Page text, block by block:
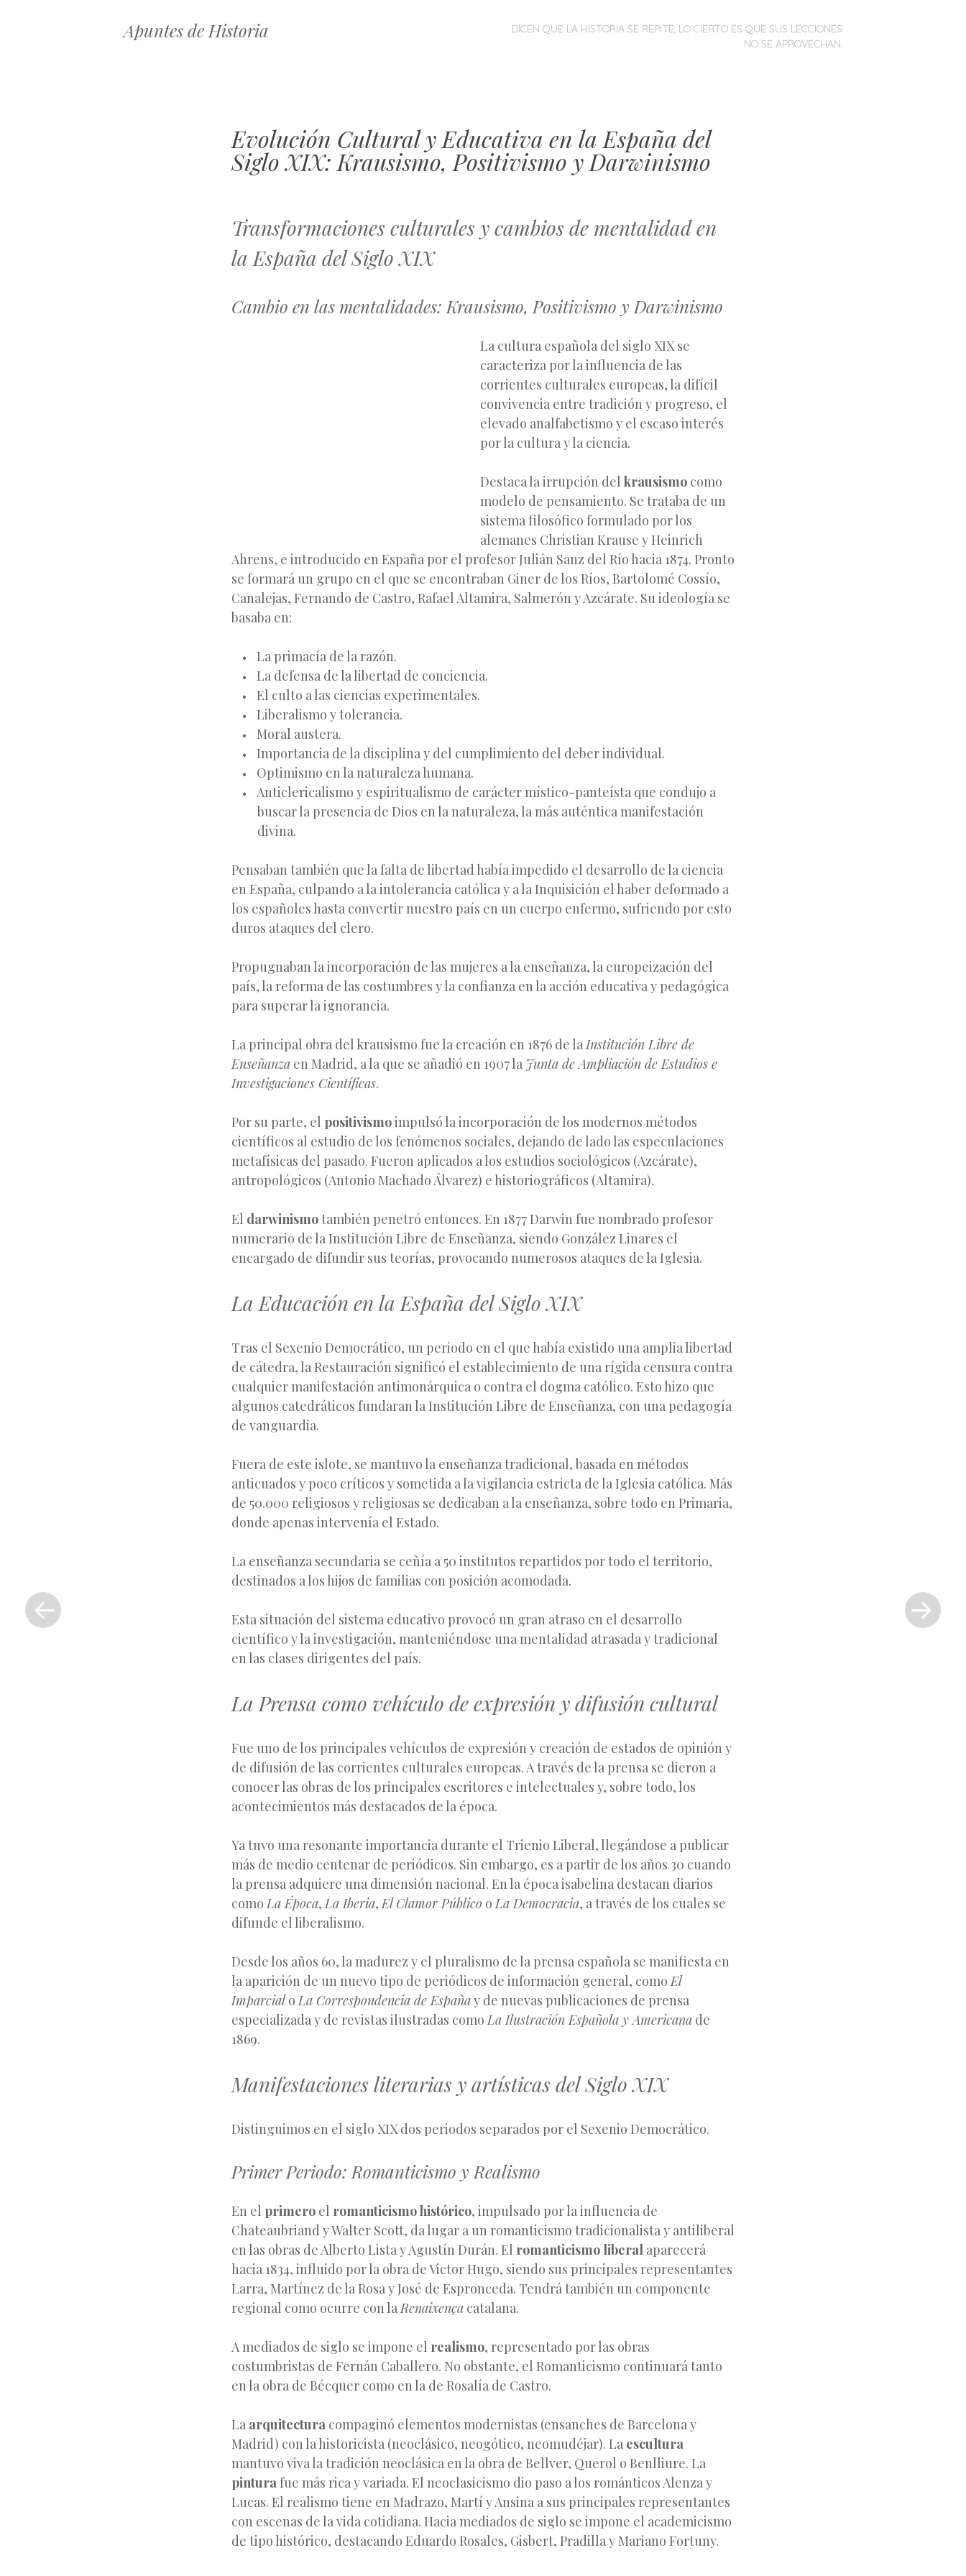
Apuntes de Historia MENÚ
SALTARDICEN QUE LA HISTORIA SE REPITE, LO CIERTO ES QUE SUS LECCIONES
NO SE APROVECHAN.
Evolución Cultural y Educativa en la España del
Siglo XIX: Krausismo, Positivismo y Darwinismo
Transformaciones culturales y cambios de mentalidad en
la España del Siglo XIX
Cambio en las mentalidades: Krausismo, Positivismo y Darwinismo
La cultura española del siglo XIX se
caracteriza por la influencia de las
corrientes culturales europeas, la difícil
convivencia entre tradición y progreso, el
elevado analfabetismo y el escaso interés
por la cultura y la ciencia.
Destaca la irrupción del krausismo como
modelo de pensamiento. Se trataba de un
sistema filosófico formulado por los
alemanes Christian Krause y Heinrich
Ahrens, e introducido en España por el profesor Julián Sanz del Río hacia 1874. Pronto
se formará un grupo en el que se encontraban Giner de los Ríos, Bartolomé Cossío,
Canalejas, Fernando de Castro, Rafael Altamira, Salmerón y Azcárate. Su ideología se
basaba en:
La primacía de la razón.
La defensa de la libertad de conciencia.
El culto a las ciencias experimentales.
Liberalismo y tolerancia.
Moral austera.
Importancia de la disciplina y del cumplimiento del deber individual.
Optimismo en la naturaleza humana.
Anticlericalismo y espiritualismo de carácter místico-panteísta que condujo a
buscar la presencia de Dios en la naturaleza, la más auténtica manifestación
divina.
Pensaban también que la falta de libertad había impedido el desarrollo de la ciencia
en España, culpando a la intolerancia católica y a la Inquisición el haber deformado a
los españoles hasta convertir nuestro país en un cuerpo enfermo, sufriendo por esto
duros ataques del clero.
Propugnaban la incorporación de las mujeres a la enseñanza, la europeización del
país, la reforma de las costumbres y la confianza en la acción educativa y pedagógica
para superar la ignorancia.
La principal obra del krausismo fue la creación en 1876 de laInstitución Libre de
Enseñanza en Madrid, a la que se añadió en 1907 la Junta de Ampliación de Estudios e
Investigaciones Científicas.
Por su parte, el positivismoimpulsó la incorporación de los modernos métodos
científicos al estudio de los fenómenos sociales, dejando de lado las especulaciones
metafísicas del pasado. Fueron aplicados a los estudios sociológicos (Azcárate),
antropológicos (Antonio Machado Álvarez) e historiográficos (Altamira).
El darwinismotambién penetró entonces. En 1877 Darwin fue nombrado profesor
numerario de la Institución Libre de Enseñanza, siendo González Linares el
encargado de difundir sus teorías, provocando numerosos ataques de la Iglesia.
La Educación en la España del Siglo XIX
Tras el Sexenio Democrático, un periodo en el que había existido una amplia libertad
de cátedra, la Restauración significó el establecimiento de una rígida censura contra
cualquier manifestación antimonárquica o contra el dogma católico. Esto hizo que
algunos catedráticos fundaran la Institución Libre de Enseñanza, con una pedagogía
de vanguardia.
Fuera de este islote, se mantuvo la enseñanza tradicional, basada en métodos
anticuados y poco críticos y sometida a la vigilancia estricta de la Iglesia católica. Más
de 50.000 religiosos y religiosas se dedicaban a la enseñanza, sobre todo en Primaria,
donde apenas intervenía el Estado.
La enseñanza secundaria se ceñía a 50 institutos repartidos por todo el territorio,
destinados a los hijos de familias con posición acomodada.
Esta situación del sistema educativo provocó un gran atraso en el desarrollo
científico y la investigación, manteniéndose una mentalidad atrasada y tradicional
en las clases dirigentes del país.
La Prensa como vehículo de expresión y difusión cultural
Fue uno de los principales vehículos de expresión y creación de estados de opinión y
de difusión de las corrientes culturales europeas. A través de la prensa se dieron a
conocer las obras de los principales escritores e intelectuales y, sobre todo, los
acontecimientos más destacados de la época.
Ya tuvo una resonante importancia durante el Trienio Liberal, llegándose a publicar
más de medio centenar de periódicos. Sin embargo, es a partir de los años 30 cuando
la prensa adquiere una dimensión nacional. En la época isabelina destacan diarios
comoLa Época,La Iberia,El Clamor Público oLa Democracia, a través de los cuales se
difunde el liberalismo.
Desde los años 60, la madurez y el pluralismo de la prensa española se manifiesta en
la aparición de un nuevo tipo de periódicos de información general, comoEl
ImparcialoLa Correspondencia de Españay de nuevas publicaciones de prensa
especializada y de revistas ilustradas comoLa Ilustración Española y Americana de
1869.
Manifestaciones literarias y artísticas del Siglo XIX
Distinguimos en el siglo XIX dos periodos separados por el Sexenio Democrático.
Primer Periodo: Romanticismo y Realismo
En el primero el romanticismo histórico, impulsado por la influencia de
Chateaubriand y Walter Scott, da lugar a un romanticismo tradicionalista y antiliberal
en las obras de Alberto Lista y Agustín Durán. El romanticismo liberal aparecerá
hacia 1834, influido por la obra de Victor Hugo, siendo sus principales representantes
Larra, Martínez de la Rosa y José de Espronceda. Tendrá también un componente
regional como ocurre con laRenaixença catalana.
A mediados de siglo se impone el realismo, representado por las obras
costumbristas de Fernán Caballero. No obstante, el Romanticismo continuará tanto
en la obra de Bécquer como en la de Rosalía de Castro.
La arquitectura compaginó elementos modernistas (ensanches de Barcelona y
Madrid) con la historicista (neoclásico, neogótico, neomudéjar). La escultura
mantuvo viva la tradición neoclásica en la obra de Bellver, Querol o Benlliure. La
pinturafue más rica y variada. El neoclasicismo dio paso a los románticos Alenza y
Lucas. El realismo tiene en Madrazo, Martí y Ansina a sus principales representantes
con escenas de la vida cotidiana. Hacia mediados de siglo se impone el academicismo
de tipo histórico, destacando Eduardo Rosales, Gisbert, Pradilla y Mariano Fortuny.
Entrada
anterior
entrada